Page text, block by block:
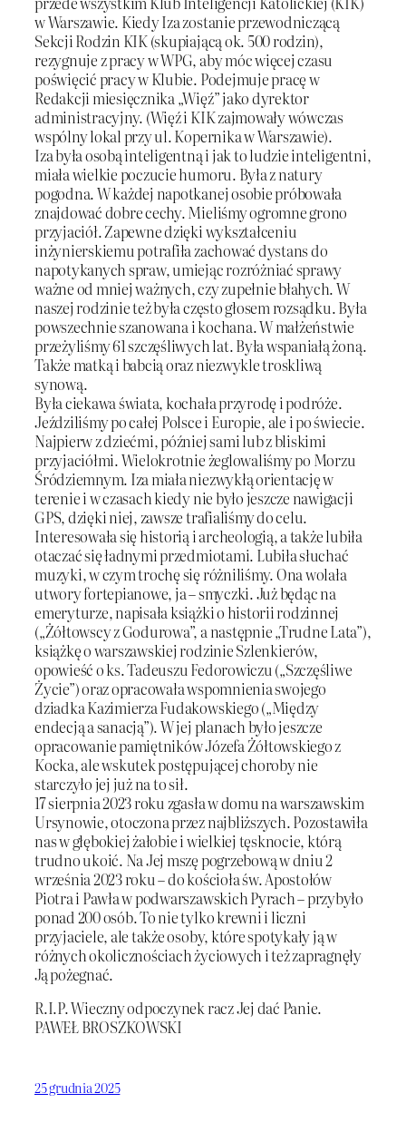
w Warszawie. Kiedy Iza zostanie przewodniczącą
Sekcji Rodzin KIK (skupiającą ok. 500 rodzin),
rezygnuje z pracy w WPG, aby móc więcej czasu
poświęcić pracy w Klubie. Podejmuje pracę w
Redakcji miesięcznika „Więź” jako dyrektor
administracyjny. (Więź i KIK zajmowały wówczas
wspólny lokal przy ul. Kopernika w Warszawie).
Iza była osobą inteligentną i jak to ludzie inteligentni,
miała wielkie poczucie humoru. Była z natury
pogodna. W każdej napotkanej osobie próbowała
znajdować dobre cechy. Mieliśmy ogromne grono
przyjaciół. Zapewne dzięki wykształceniu
inżynierskiemu potrafiła zachować dystans do
napotykanych spraw, umiejąc rozróżniać sprawy
ważne od mniej ważnych, czy zupełnie błahych. W
naszej rodzinie też była często głosem rozsądku. Była
powszechnie szanowana i kochana. W małżeństwie
przeżyliśmy 61 szczęśliwych lat. Była wspaniałą żoną.
Także matką i babcią oraz niezwykle troskliwą
synową.
Była ciekawa świata, kochała przyrodę i podróże.
Jeździliśmy po całej Polsce i Europie, ale i po świecie.
Najpierw z dziećmi, później sami lub z bliskimi
przyjaciółmi. Wielokrotnie żeglowaliśmy po Morzu
Śródziemnym. Iza miała niezwykłą orientację w
terenie i w czasach kiedy nie było jeszcze nawigacji
GPS, dzięki niej, zawsze trafialiśmy do celu.
Interesowała się historią i archeologią, a także lubiła
otaczać się ładnymi przedmiotami. Lubiła słuchać
muzyki, w czym trochę się różniliśmy. Ona wolała
utwory fortepianowe, ja – smyczki. Już będąc na
emeryturze, napisała książki o historii rodzinnej
(„Żółtowscy z Godurowa”, a następnie „Trudne Lata”),
książkę o warszawskiej rodzinie Szlenkierów,
opowieść o ks. Tadeuszu Fedorowiczu („Szczęśliwe
Życie”) oraz opracowała wspomnienia swojego
dziadka Kazimierza Fudakowskiego („Między
endecją a sanacją”). W jej planach było jeszcze
opracowanie pamiętników Józefa Żółtowskiego z
Kocka, ale wskutek postępującej choroby nie
starczyło jej już na to sił.
17 sierpnia 2023 roku zgasła w domu na warszawskim
Ursynowie, otoczona przez najbliższych. Pozostawiła
nas w głębokiej żałobie i wielkiej tęsknocie, którą
trudno ukoić. Na Jej mszę pogrzebową w dniu 2
września 2023 roku – do kościoła św. Apostołów
Piotra i Pawła w podwarszawskich Pyrach – przybyło
ponad 200 osób. To nie tylko krewni i liczni
przyjaciele, ale także osoby, które spotykały ją w
różnych okolicznościach życiowych i też zapragnęły
Ją pożegnać.
R.I.P. Wieczny odpoczynek racz Jej dać Panie.
PAWEŁ BROSZKOWSKI
25 grudnia 2025